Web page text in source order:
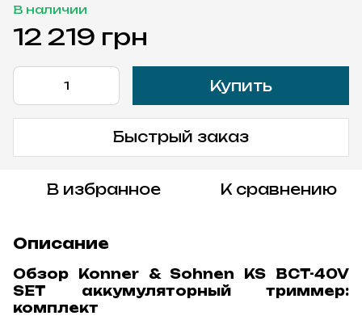
В наличии
12 219 грн
Купить
Быстрый заказ
В избранное К сравнению
Описание
Обзор Konner & Sohnen KS BCT-40V
SET аккумуляторный триммер:
комплект